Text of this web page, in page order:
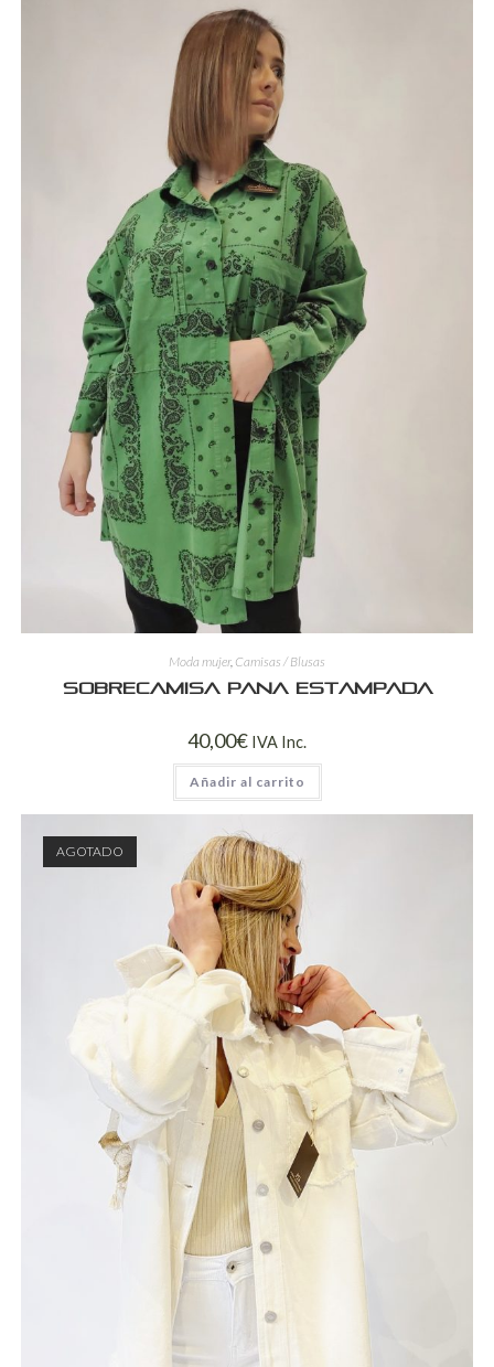
Moda mujer, Camisas / Blusas
Sobrecamisa pana estampada
40,00€ IVA Inc.
Añadir al carrito
AGOTADO